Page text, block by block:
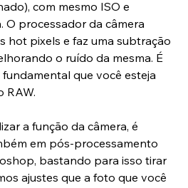
porém totalmente
com mesmo ISO e
O processador da câmera
hot pixels e faz uma subtração
o ruído da mesma. É
que você esteja
a função da câmera, é
em pós-processamento
bastando para isso tirar